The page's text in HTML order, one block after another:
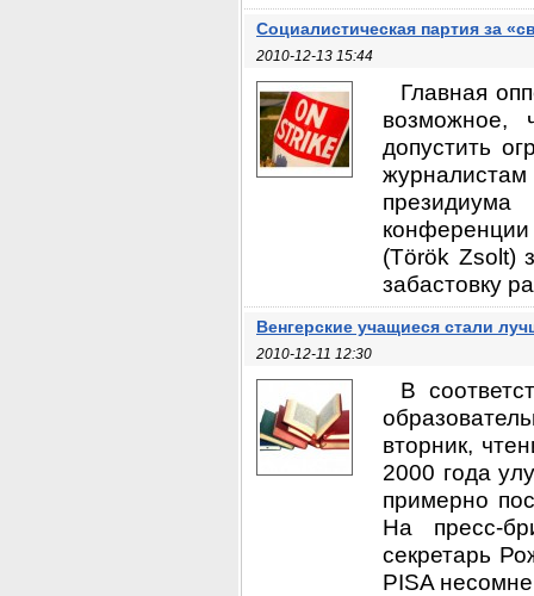
Социалистическая партия за
2010-12-13 15:44
Главная
допустить
(Török Zsolt)
забастовку
Венгерские учащиеся стали
2010-12-11 12:30
В
вторник,
2000 года
примерно
На пресс-
секретарь
PISA